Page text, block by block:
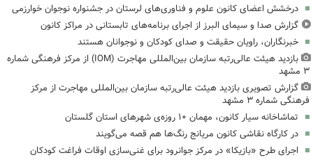
درخشش اعضای کانون علوم و فناوری‌های لرستان در جشنواره نوجوان خوارزمی
گزارش صدا و سیمای البرز از اجرای برنامه‌های تابستانی در مراکز کانون
خبرنگاران، راویان حقیقت و صدای کودکان و نوجوانان هستند
بازدید هیئت عالی‌رتبه سازمان بین‌المللی مهاجرت (IOM) از مرکز فرهنگی شماره
۳ مشهد
گزارش تصویری بازدید هیئت عالی‌رتبه سازمان بین‌المللی مهاجرت از مرکز
فرهنگی شماره ۳ مشهد
تماشاخانه سیار کانون، مهمان ۱۰ روزه‌ی شهرهای استان گلستان
در کارگاه نقاشی کانون مریانج رنگ‌ها هم قصه می‌گویند
اجرای طرح «بازیکا» در مرکز جوانرود برای غنی‌سازی اوقات فراغت کودکان